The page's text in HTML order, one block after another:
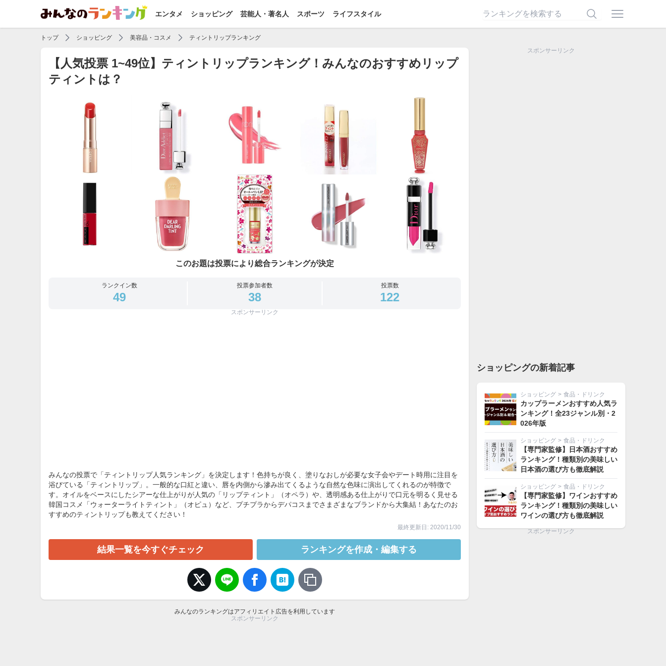
エンタメ ショッピング 芸能人・著名人 スポーツ ライフスタイル
トップ ショッピング 美容品・コスメ ティントリップランキング
【人気投票 1~49位】ティントリップランキング！みんなのおすすめリップ
ティントは？
このお題は投票により総合ランキングが決定
ランクイン数
49
投票参加者数
38
投票数
122
スポンサーリンク
みんなの投票で「ティントリップ人気ランキング」を決定します！色持ちが良く、塗りなおしが必要な女子会やデート時用に注目を
浴びている「ティントリップ」。一般的な口紅と違い、唇を内側から滲み出てくるような自然な色味に演出してくれるのが特徴で
す。オイルをベースにしたシアーな仕上がりが人気の「リップティント」（オペラ）や、透明感ある仕上がりで口元を明るく見せる
韓国コスメ「ウォーターライトティント」（オピュ）など、プチプラからデパコスまでさまざまなブランドから大集結！あなたのお
すすめのティントリップも教えてください！
最終更新日: 2020/11/30
結果一覧を今すぐチェック ランキングを作成・編集する
みんなのランキングはアフィリエイト広告を利用しています
スポンサーリンク
スポンサーリンク
ショッピングの新着記事
ショッピング > 食品・ドリンク
カップラーメンおすすめ人気ラ
ンキング！全23ジャンル別・2
026年版
ショッピング > 食品・ドリンク
【専門家監修】日本酒おすすめ
ランキング！種類別の美味しい
日本酒の選び方も徹底解説
ショッピング > 食品・ドリンク
【専門家監修】ワインおすすめ
ランキング！種類別の美味しい
ワインの選び方も徹底解説
スポンサーリンク